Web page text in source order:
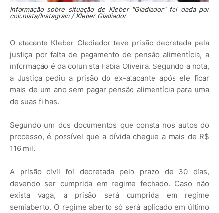
Informação sobre situação de Kleber "Gladiador" foi dada por
colunista/Instagram / Kleber Gladiador
O atacante Kleber Gladiador teve prisão decretada pela
justiça por falta de pagamento de pensão alimentícia, a
informação é da colunista Fabia Oliveira. Segundo a nota,
a Justiça pediu a prisão do ex-atacante após ele ficar
mais de um ano sem pagar pensão alimentícia para uma
de suas filhas.
Segundo um dos documentos que consta nos autos do
processo, é possível que a dívida chegue a mais de R$
116 mil.
A prisão civil foi decretada pelo prazo de 30 dias,
devendo ser cumprida em regime fechado. Caso não
exista vaga, a prisão será cumprida em regime
semiaberto. O regime aberto só será aplicado em último